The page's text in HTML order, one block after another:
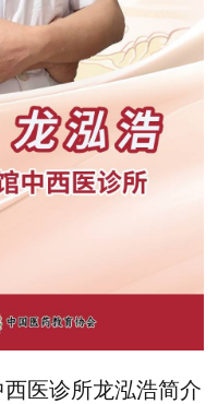
医诊所龙泓浩简介